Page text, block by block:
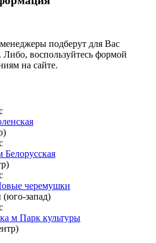
подберут для Вас
воспользуйтесь формой
на сайте.
Белорусская
черемушки
запад)
м Парк культуры